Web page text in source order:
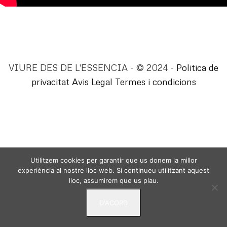
VIURE DES DE L'ESSENCIA - © 2024 - Politica de
privacitat Avis Legal Termes i condicions
Utilitzem cookies per garantir que us donem la millor
experiència al nostre lloc web. Si continueu utilitzant aquest
lloc, assumirem que us plau.